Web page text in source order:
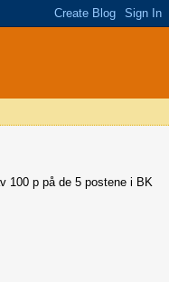
100 p på de 5 postene i BK